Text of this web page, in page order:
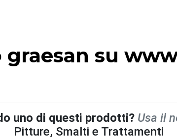
graesan su
uno di questi prodotti? Usa il
Pitture, Smalti e Trattamenti